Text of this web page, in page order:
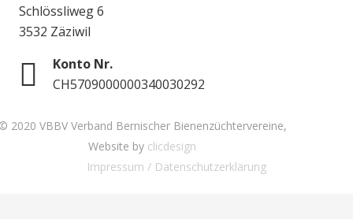
Schlössliweg 6
3532 Zäziwil
Konto Nr.
CH5709000000340030292
2020 VBBV Verband Bernischer Bienenzüchtervereine,
Website by clicdesign
Impressum / Datenschutzerklärung